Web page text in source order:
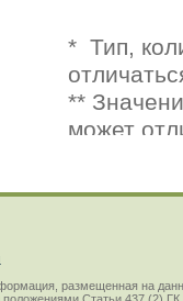
размещенная на